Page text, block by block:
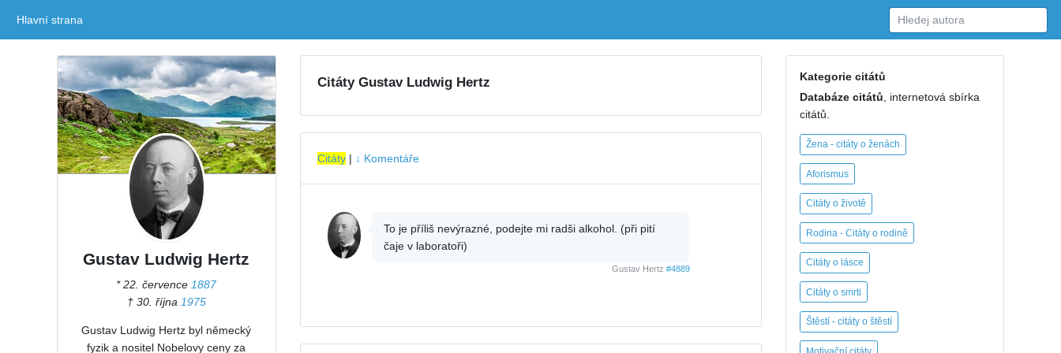
Hlavní strana
Gustav Ludwig Hertz
* 22. července1887
† 30. října 1975
Gustav Ludwig Hertz byl německý
fyzik a nositel Nobelovy ceny za
Citáty Gustav Ludwig Hertz
Citáty| ↓ Komentáře
To je příliš nevýrazné, podejte mi radši alkohol. (při pití
čaje v laboratoři)
Gustav Hertz #4889
Kategorie citátů
Databáze citátů , internetová sbírka
citátů.
Žena - citáty o ženách
Aforismus
Citáty o životě
Rodina - Citáty o rodině
Citáty o lásce
Citáty o smrti
Štěstí - citáty o štěstí